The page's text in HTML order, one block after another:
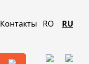
Контакты RO RU